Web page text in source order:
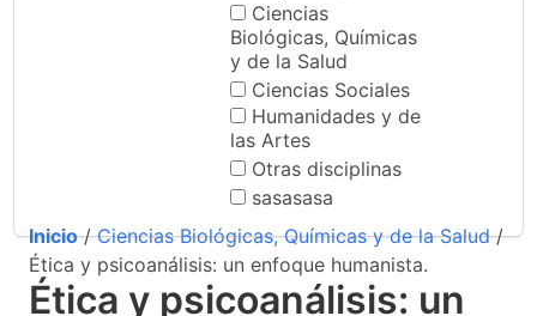
Ciencias
Biológicas, Químicas
y de la Salud
Ciencias Sociales
Humanidades y de
las Artes
Otras disciplinas
sasasasa
Inicio/Ciencias Biológicas, Químicas y de la Salud/
Ética y psicoanálisis: un enfoque humanista.
Ética y psicoanálisis: un